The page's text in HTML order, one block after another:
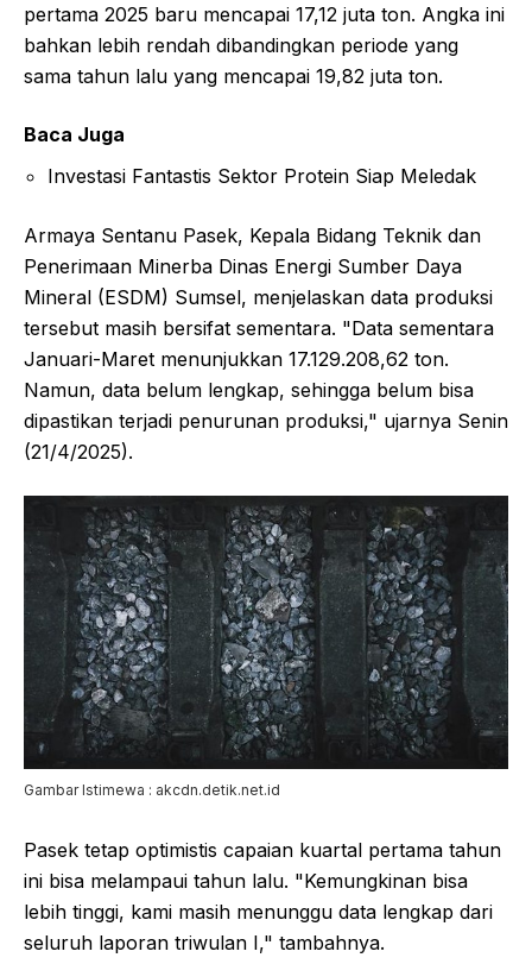
pertama 2025 baru mencapai 17,12 juta ton. Angka ini
bahkan lebih rendah dibandingkan periode yang
sama tahun lalu yang mencapai 19,82 juta ton.
Baca Juga
Investasi Fantastis Sektor Protein Siap Meledak
Armaya Sentanu Pasek, Kepala Bidang Teknik dan
Penerimaan Minerba Dinas Energi Sumber Daya
Mineral (ESDM) Sumsel, menjelaskan data produksi
tersebut masih bersifat sementara. "Data sementara
Januari-Maret menunjukkan 17.129.208,62 ton.
Namun, data belum lengkap, sehingga belum bisa
dipastikan terjadi penurunan produksi," ujarnya Senin
(21/4/2025).
Gambar Istimewa : akcdn.detik.net.id
Pasek tetap optimistis capaian kuartal pertama tahun
ini bisa melampaui tahun lalu. "Kemungkinan bisa
lebih tinggi, kami masih menunggu data lengkap dari
seluruh laporan triwulan I," tambahnya.